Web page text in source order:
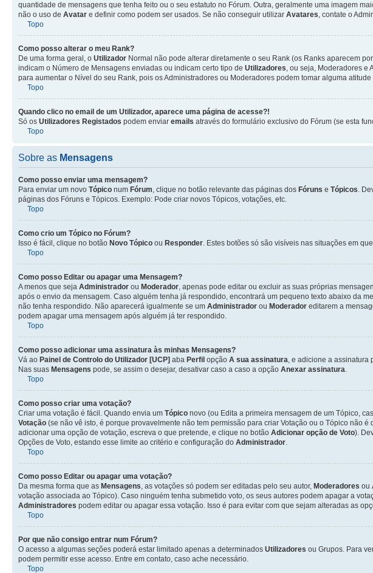
quantidade de mensagens que tenha feito ou o seu estatuto no Fórum. Outra, geralmente uma imagem
não o uso de Avatar e definir como podem ser usados. Se não conseguir utilizar Avatares, contate o
Topo
Como posso alterar o meu Rank?
De uma forma geral, o Utilizador Normal não pode alterar diretamente o seu Rank (os Ranks aparecem
indicam o Número de Mensagens enviadas ou indicam certo tipo de Utilizadores, ou seja, Moderadores e
para aumentar o Nível do seu Rank, pois os Administradores ou Moderadores podem tomar alguma
Topo
Quando clico no email de um Utilizador, aparece uma página de acesse?!
Só os Utilizadores Registados podem enviar emails através do formulário exclusivo do Fórum (se esta
Topo
Sobre as Mensagens
Como posso enviar uma mensagem?
Para enviar um novo Tópico num Fórum, clique no botão relevante das páginas dos Fóruns e Tópicos.
páginas dos Fóruns e Tópicos. Exemplo: Pode criar novos Tópicos, votações, etc.
Topo
Como crio um Tópico no Fórum?
Isso é fácil, clique no botão Novo Tópico ou Responder. Estes botões só são visíveis nas situações em
Topo
Como posso Editar ou apagar uma Mensagem?
A menos que seja Administrador ou Moderador, apenas pode editar ou excluir as suas próprias
após o envio da mensagem. Caso alguém tenha já respondido, encontrará um pequeno texto abaixo da
não tenha respondido. Não aparecerá igualmente se um Administrador ou Moderador editarem a
podem apagar uma mensagem após alguém já ter respondido.
Topo
Como posso adicionar uma assinatura às minhas Mensagens?
Vá ao Painel de Controlo do Utilizador [UCP] aba Perfil opção A sua assinatura, e adicione a assinatura
Nas suas Mensagens pode, se assim o desejar, desativar caso a caso a opção Anexar assinatura.
Topo
Como posso criar uma votação?
Criar uma votação é fácil. Quando envia um Tópico novo (ou Edita a primeira mensagem de um Tópico,
Votação (se não vê isto, é porque provavelmente não tem permissão para criar Votação ou o Tópico não
adicionar uma opção de votação, escreva o que pretende, e clique no botão Adicionar opção de Voto).
Opções de Voto, estando esse limite ao critério e configuração do Administrador.
Topo
Como posso Editar ou apagar uma votação?
Da mesma forma que as Mensagens, as votações só podem ser editadas pelo seu autor, Moderadores ou
votação associada ao Tópico). Caso ninguém tenha submetido voto, os seus autores podem apagar a
Administradores podem editar ou apagar essa votação. Isso é para evitar com que sejam alteradas as
Topo
Por que não consigo entrar num Fórum?
O acesso a algumas seções poderá estar limitado apenas a determinados Utilizadores ou Grupos. Para
podem permitir esse acesso. Entre em contato, caso ache necessário.
Topo